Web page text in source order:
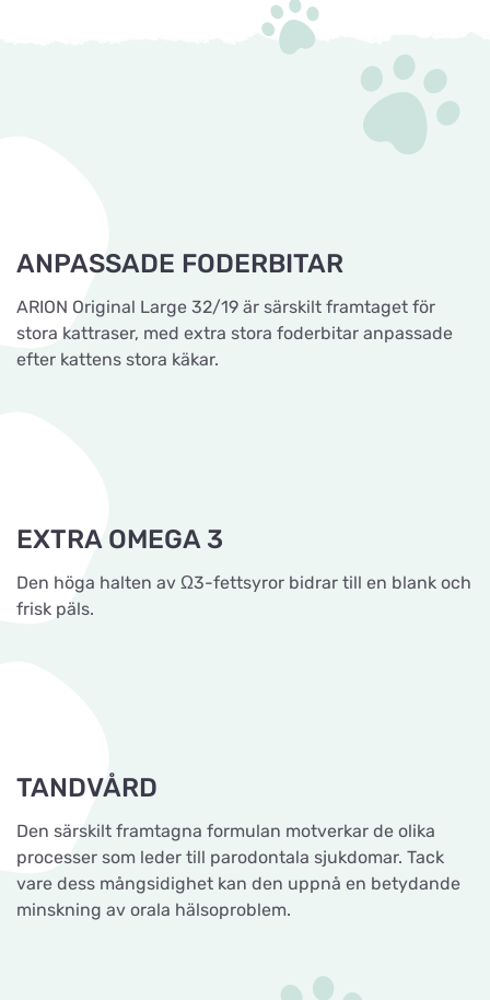
ANPASSADE FODERBITAR
ARION Original Large 32/19 är särskilt framtaget för
stora kattraser, med extra stora foderbitar anpassade
efter kattens stora käkar.
EXTRA OMEGA 3
Den höga halten av Ω3-fettsyror bidrar till en blank och
frisk päls.
TANDVÅRD
Den särskilt framtagna formulan motverkar de olika
processer som leder till parodontala sjukdomar. Tack
vare dess mångsidighet kan den uppnå en betydande
minskning av orala hälsoproblem.